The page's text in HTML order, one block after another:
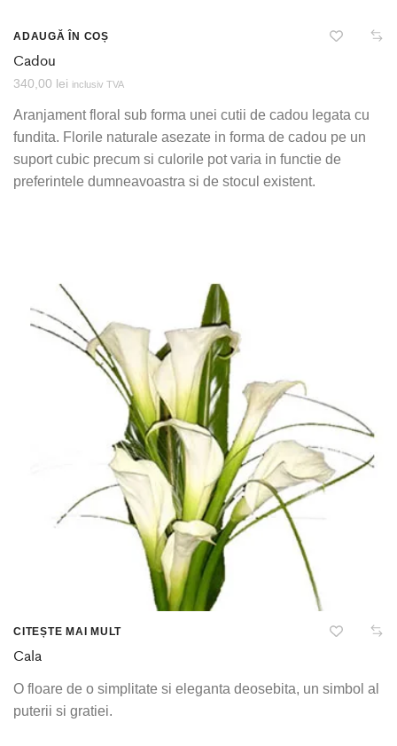
ADAUGĂ ÎN COȘ
Cadou
340,00 lei inclusiv TVA
Aranjament floral sub forma unei cutii de cadou legata cu
fundita. Florile naturale asezate in forma de cadou pe un
suport cubic precum si culorile pot varia in functie de
preferintele dumneavoastra si de stocul existent.
CITEȘTE MAI MULT
Cala
O floare de o simplitate si eleganta deosebita, un simbol al
puterii si gratiei.